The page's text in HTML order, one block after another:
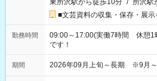
東所沢駅から徒歩10分 / 所沢駅
■文芸資料の収集・保存・展
勤務時間
09:00～17:00(実働7時間 休憩1
です！
期間 2026年09月上旬～長期 ※9月～